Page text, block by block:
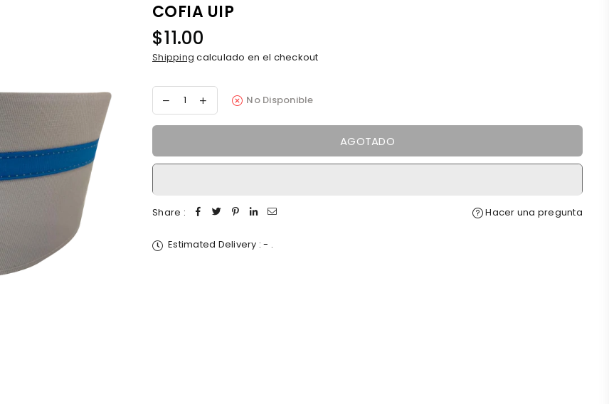
COFIA UIP
Precio
habitual
$11.00
Shipping calculado en el checkout
No Disponible
AGOTADO
Share : Hacer una pregunta
Estimated Delivery :- .